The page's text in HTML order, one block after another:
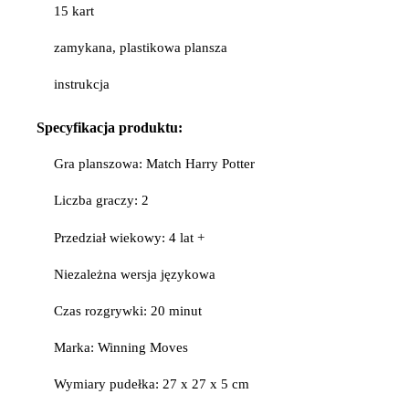
15 kart
zamykana, plastikowa plansza
instrukcja
Specyfikacja produktu:
Gra planszowa: Match Harry Potter
Liczba graczy: 2
Przedział wiekowy: 4 lat +
Niezależna wersja językowa
Czas rozgrywki: 20 minut
Marka: Winning Moves
Wymiary pudełka: 27 x 27 x 5 cm